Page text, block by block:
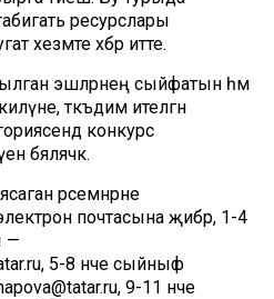
ресурслары
хезмәте хәбәр итте.
эшләрнең сыйфатын һәм
тәкъдим ителгән
конкурс
бәяләячәк.
рәсемнәрне
почтасына җибәрә, 1-4
—
5-8 нче сыйныф
9-11 нче